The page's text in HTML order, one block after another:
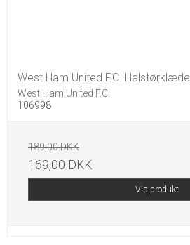
West Ham United F.C. Halstørklæde
West Ham United F.C.
106998
189,00 DKK
169,00 DKK
Vis produkt